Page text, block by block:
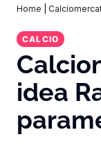
Home
CALCIO
idea